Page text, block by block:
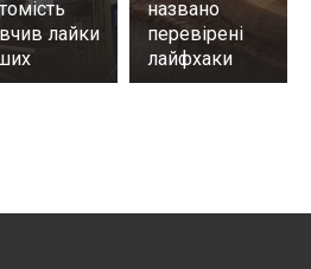
лайки
названо
перевірені
лайфхаки